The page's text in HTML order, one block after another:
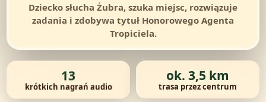
Dziecko słucha Żubra, szuka miejsc, rozwiązuje
zadania i zdobywa tytuł Honorowego Agenta
Tropiciela.
13
krótkich nagrań audio
ok. 3,5 km
trasa przez centrum